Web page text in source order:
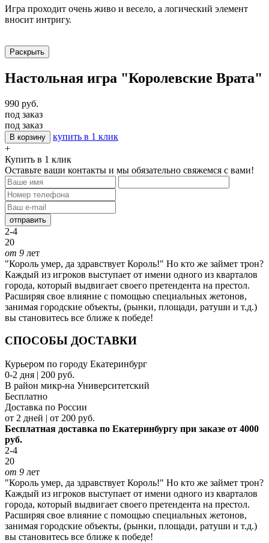
Игра проходит очень живо и весело, а логический элемент
вносит интригу.
Раскрыть
Настольная игра "Королевские Врата"
990 руб.
под заказ
под заказ
В корзину
купить в 1 клик
+
Купить в 1 клик
Оставьте ваши контакты и мы обязательно свяжемся с вами!
отправить
2-4
20
от 9 лет
"Король умер, да здравствует Король!" Но кто же займет трон?
Каждый из игроков выступает от имени одного из кварталов
города, который выдвигает своего претендента на престол.
Расширяя свое влияние с помощью специальных жетонов,
занимая городские объекты, (рынки, площади, ратуши и т.д.)
вы становитесь все ближе к победе!
СПОСОБЫ ДОСТАВКИ
Курьером по городу Екатеринбург
0-2 дня | 200 руб.
В район микр-на Университетский
Бесплатно
Доставка по России
от 2 дней | от 200 руб.
Бесплатная доставка по Екатеринбургу при заказе от 4000
руб.
2-4
20
от 9 лет
"Король умер, да здравствует Король!" Но кто же займет трон?
Каждый из игроков выступает от имени одного из кварталов
города, который выдвигает своего претендента на престол.
Расширяя свое влияние с помощью специальных жетонов,
занимая городские объекты, (рынки, площади, ратуши и т.д.)
вы становитесь все ближе к победе!